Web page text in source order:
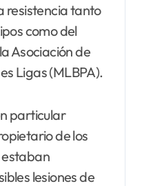
resistencia tanto
como del
Asociación de
Ligas (MLBPA).
particular
de los
estaban
lesiones de